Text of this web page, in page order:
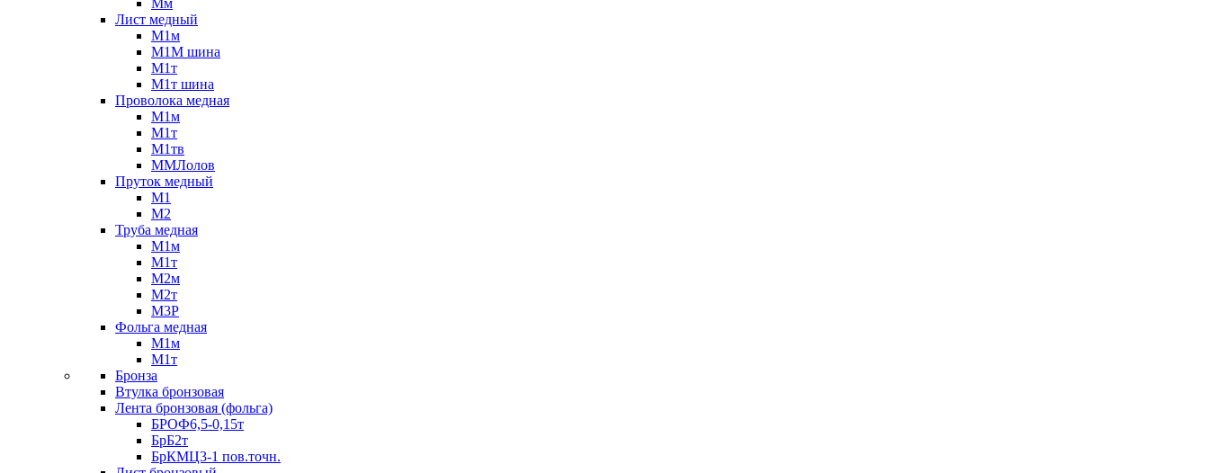
Мм
Лист медный
М1м
М1М шина
М1т
М1т шина
Проволока медная
М1м
М1т
М1тв
ММЛолов
Пруток медный
М1
М2
Труба медная
М1м
М1т
М2м
М2т
М3Р
Фольга медная
М1м
М1т
Бронза
Втулка бронзовая
Лента бронзовая (фольга)
БРОФ6,5-0,15т
БрБ2т
БрКМЦ3-1 пов.точн.